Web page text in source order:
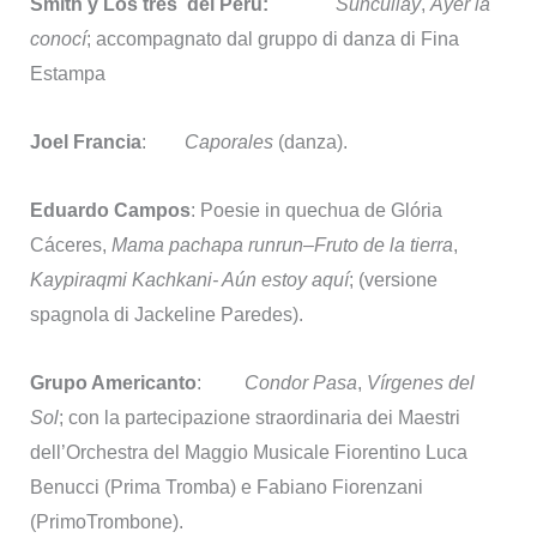
Smith y Los tres del Perú: Suncullay, Ayer la
conocí; accompagnato dal gruppo di danza di Fina
Estampa
Joel Francia: Caporales(danza).
Eduardo Campos: Poesie in quechua de Glória
Cáceres, Mama pachapa runrun–Fruto de la tierra,
Kaypiraqmi Kachkani- Aún estoy aquí; (versione
spagnola di Jackeline Paredes).
Grupo Americanto: Condor Pasa, Vírgenes del
Sol; con la partecipazione straordinaria dei Maestri
dell’Orchestra del Maggio Musicale Fiorentino Luca
Benucci (Prima Tromba) e Fabiano Fiorenzani
(PrimoTrombone).